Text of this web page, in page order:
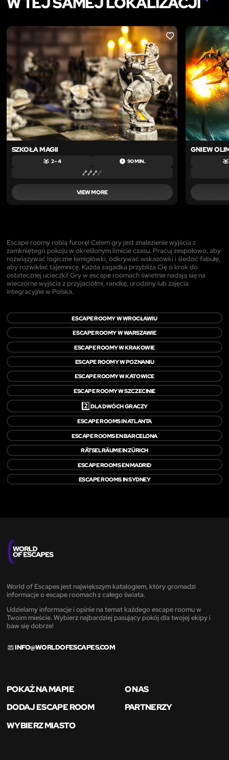
LIKE
SZKOŁA MAGII
2 – 4 90 MIN.
VIEW MORE
GNIEW
Escape roomy robią furorę! Celem gry jest znalezienie wyjścia z
zamkniętego pokoju w określonym limicie czasu. Pracuj zespołowo, aby
rozwiązywać logiczne łamigłówki, odkrywać wskazówki i śledzić fabułę,
aby rozwikłać tajemnicę. Każda zagadka przybliża Cię o krok do
ostatecznej ucieczki! Gry w escape roomach świetnie nadają się na
wieczorne wyjścia z przyjaciółmi, randkę, urodziny lub zajęcia
integracyjne w Polska.
ESCAPE ROOMY W WROCŁAWIU
ESCAPE ROOMY W WARSZAWIE
ESCAPE ROOMY W KRAKOWIE
ESCAPE ROOMY W POZNANIU
ESCAPE ROOMY W KATOWICE
ESCAPE ROOMY W SZCZECINIE
2️⃣DLA DWÓCH GRACZY
ESCAPE ROOMS IN ATLANTA
ESCAPE ROOMS EN BARCELONA
RÄTSELRÄUME IN ZÜRICH
ESCAPE ROOMS EN MADRID
ESCAPE ROOMS IN SYDNEY
World of Escapes jest największym katalogiem, który gromadzi
informacje o escape roomach z całego świata.
Udzielamy informacje i opinie na temat każdego escape roomu w
Twoim mieście. Wybierz najbardziej pasujący pokój dla twojej ekipy i
baw się dobrze!
INFO@WORLDOFESCAPES.COM
POKAŻ NA MAPIE
O NAS
DODAJ ESCAPE ROOM
PARTNERZY
WYBIERZ MIASTO